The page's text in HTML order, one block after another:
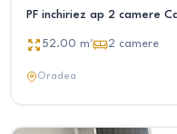
PF inchiriez ap 2
52.00 m² 2 camere
Oradea